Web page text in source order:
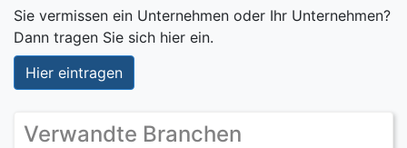
Sie vermissen ein Unternehmen oder Ihr Unternehmen?
Dann tragen Sie sich hier ein.
Hier eintragen
Verwandte Branchen